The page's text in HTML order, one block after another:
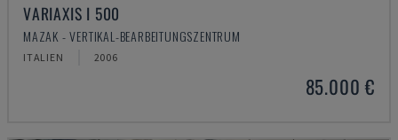
VARIAXIS I 500
MAZAK - VERTIKAL-BEARBEITUNGSZENTRUM
ITALIEN 2006
85.000 €